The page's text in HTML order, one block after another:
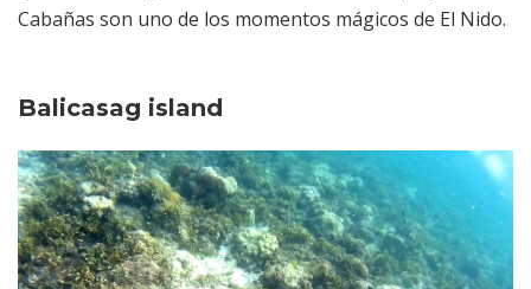
Cabañas son uno de los momentos mágicos de El Nido.
Balicasag island